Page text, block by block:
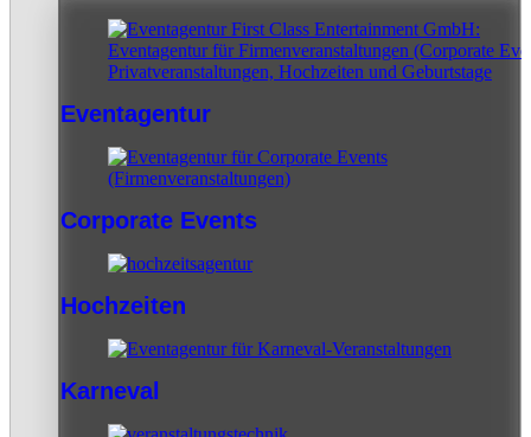
Eventagentur
Corporate Events
Hochzeiten
Karneval